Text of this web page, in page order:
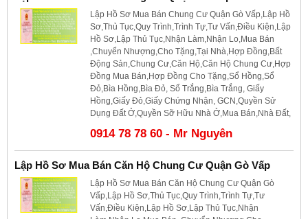
Lập Hồ Sơ Mua Bán Chung Cư Quận Gò Vấp,Lập Hồ
Sơ,Thủ Tục,Quy Trình,Trình Tự,Tư Vấn,Điều Kiện,Lập
Hồ Sơ,Lập Thủ Tục,Nhận Làm,Nhận Lo,Mua Bán
,Chuyển Nhượng,Cho Tặng,Tại Nhà,Hợp Đồng,Bất
Động Sản,Chung Cư,Căn Hộ,Căn Hộ Chung Cư,Hợp
Đồng Mua Bán,Hợp Đồng Cho Tặng,Sổ Hồng,Sổ
Đỏ,Bìa Hồng,Bìa Đỏ, Sổ Trắng,Bìa Trắng, Giấy
Hồng,Giấy Đỏ,Giấy Chứng Nhận, GCN,Quyền Sử
Dụng Đất Ở,Quyền Sỡ Hữu Nhà Ở,Mua Bán,Nhà Đất,
0914 78 78 60 - Mr Nguyên
Lập Hồ Sơ Mua Bán Căn Hộ Chung Cư Quận Gò Vấp
Lập Hồ Sơ Mua Bán Căn Hộ Chung Cư Quận Gò
Vấp,Lập Hồ Sơ,Thủ Tục,Quy Trình,Trình Tự,Tư
Vấn,Điều Kiện,Lập Hồ Sơ,Lập Thủ Tục,Nhận